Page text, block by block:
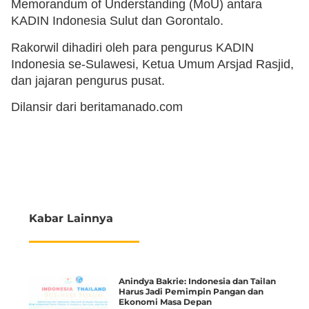
Memorandum of Understanding (MoU) antara
KADIN Indonesia Sulut dan Gorontalo.
Rakorwil dihadiri oleh para pengurus KADIN
Indonesia se-Sulawesi, Ketua Umum Arsjad Rasjid,
dan jajaran pengurus pusat.
Dilansir dari beritamanado.com
Kabar Lainnya
Anindya Bakrie: Indonesia dan Tailan
Harus Jadi Pemimpin Pangan dan
Ekonomi Masa Depan